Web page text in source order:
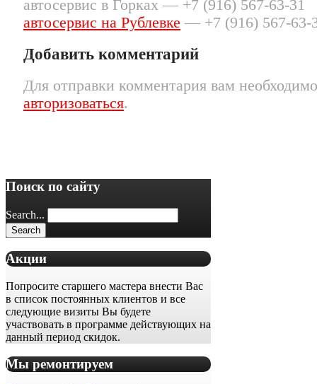
автосервис в Горках — +7 (916) 567-63-31
автосервис на Рублевке — +7 (916) 567-63-
Добавить комментарий
Для отправки комментария вам необходимо
авторизоваться.
Поиск по сайту
Search...
Акции
Попросите старшего мастера внести Вас
в список постоянных клиентов и все
следующие визиты Вы будете
участвовать в программе действующих на
данный период скидок.
Мы ремонтируем